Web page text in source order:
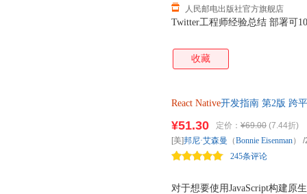
Twitter工程师经验总结 部署可
人民邮电出版社官方旗舰店
收藏
React Native开发指南 第2版 跨
对于想要使用JavaScript构建原
¥51.30 定价： ¥69.00 (7.44折)
245条评论
[美]邦尼·艾森曼 （Bonnie Eisenman） /